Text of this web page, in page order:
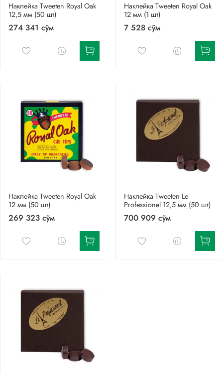
Наклейка Tweeten Royal Oak
12,5 мм (50 шт)
274 341 сўм
Наклейка Tweeten Royal Oak
12 мм (1 шт)
7 528 сўм
Наклейка Tweeten Royal Oak
12 мм (50 шт)
269 323 сўм
Наклейка Tweeten Le
Professionel 12,5 мм (50 шт)
700 909 сўм